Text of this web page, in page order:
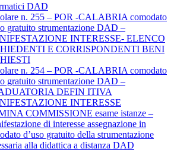
DAD
n. 255 – POR -CALABRIA comodato
gratuito strumentazione DAD –
INTERESSE- ELENCO
E CORRISPONDENTI BENI
n. 254 – POR -CALABRIA comodato
gratuito strumentazione DAD –
DEFIN ITIVA
INTERESSE
COMMISSIONE esame istanze –
di interesse assegnazione in
d’uso gratuito della strumentazione
alla didattica a distanza DAD